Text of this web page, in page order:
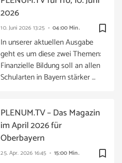
bookmark_border
10. Juni 2026 13:25 04:00 Min.
2026
In unserer aktuellen Ausgabe
geht es um diese zwei Themen:
Finanzielle Bildung soll an allen
Schularten in Bayern stärker …
bookmark_border
25. Apr. 2026 16:45 15:00 Min.
PLENUM.TV – Das Magazin
im April 2026 für
Oberbayern